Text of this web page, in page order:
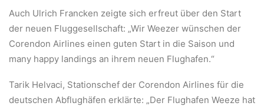
Auch Ulrich Francken zeigte sich erfreut über den Start
der neuen Fluggesellschaft: „Wir Weezer wünschen der
Corendon Airlines einen guten Start in die Saison und
many happy landings an ihrem neuen Flughafen.“
Tarik Helvaci, Stationschef der Corendon Airlines für die
deutschen Abflughäfen erklärte: „Der Flughafen Weeze hat